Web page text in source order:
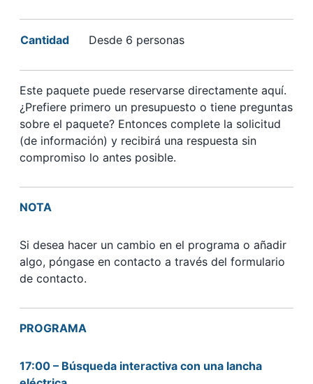
Cantidad Desde 6 personas
Este paquete puede reservarse directamente aquí.
¿Prefiere primero un presupuesto o tiene preguntas
sobre el paquete? Entonces complete la solicitud
(de información) y recibirá una respuesta sin
compromiso lo antes posible.
NOTA
Si desea hacer un cambio en el programa o añadir
algo, póngase en contacto a través del formulario
de contacto.
PROGRAMA
17:00 – Búsqueda interactiva con una lancha